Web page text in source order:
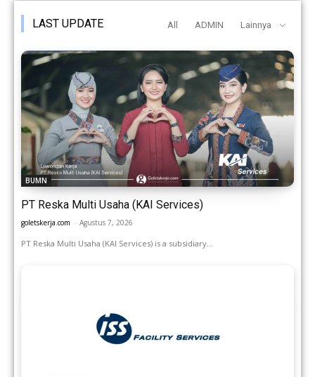
LAST UPDATE All ADMIN Lainnya
BUMN
PT Reska Multi Usaha (KAI Services)
goletskerja.com - Agustus 7, 2026
PT Reska Multi Usaha (KAI Services) is a subsidiary...